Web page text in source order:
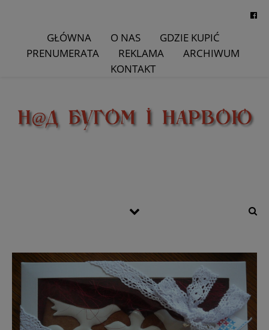
GŁÓWNA O NAS
GDZIE KUPIĆ
PRENUMERATA
REKLAMA
ARCHIWUM
KONTAKT